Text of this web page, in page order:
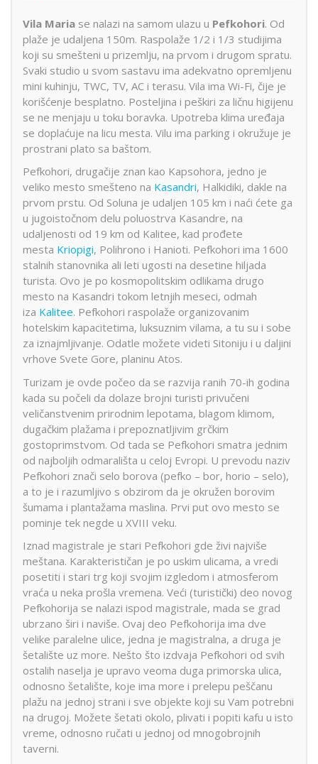
Vila Maria se nalazi na samom ulazu u Pefkohori. Od
plaže je udaljena 150m. Raspolaže 1/2 i 1/3 studijima
koji su smešteni u prizemlju, na prvom i drugom spratu.
Svaki studio u svom sastavu ima adekvatno opremljenu
mini kuhinju, TWC, TV, AC i terasu. Vila ima Wi-Fi, čije je
korišćenje besplatno. Posteljina i peškiri za ličnu higijenu
se ne menjaju u toku boravka. Upotreba klima uređaja
se doplaćuje na licu mesta. Vilu ima parking i okružuje je
prostrani plato sa baštom.
Pefkohori, drugačije znan kao Kapsohora, jedno je
veliko mesto smešteno na Kasandri, Halkidiki, dakle na
prvom prstu. Od Soluna je udaljen 105 km i naći ćete ga
u jugoistočnom delu poluostrva Kasandre, na
udaljenosti od 19 km od Kalitee, kad prođete
mesta Kriopigi, Polihrono i Hanioti. Pefkohori ima 1600
stalnih stanovnika ali leti ugosti na desetine hiljada
turista. Ovo je po kosmopolitskim odlikama drugo
mesto na Kasandri tokom letnjih meseci, odmah
iza Kalitee. Pefkohori raspolaže organizovanim
hotelskim kapacitetima, luksuznim vilama, a tu su i sobe
za iznajmljivanje. Odatle možete videti Sitoniju i u daljini
vrhove Svete Gore, planinu Atos.
Turizam je ovde počeo da se razvija ranih 70-ih godina
kada su počeli da dolaze brojni turisti privučeni
veličanstvenim prirodnim lepotama, blagom klimom,
dugačkim plažama i prepoznatljivim grčkim
gostoprimstvom. Od tada se Pefkohori smatra jednim
od najboljih odmarališta u celoj Evropi. U prevodu naziv
Pefkohori znači selo borova (pefko – bor, horio – selo),
a to je i razumljivo s obzirom da je okružen borovim
šumama i plantažama maslina. Prvi put ovo mesto se
pominje tek negde u XVIII veku.
Iznad magistrale je stari Pefkohori gde živi najviše
meštana. Karakterističan je po uskim ulicama, a vredi
posetiti i stari trg koji svojim izgledom i atmosferom
vraća u neka prošla vremena. Veći (turistički) deo novog
Pefkohorija se nalazi ispod magistrale, mada se grad
ubrzano širi i naviše. Ovaj deo Pefkohorija ima dve
velike paralelne ulice, jedna je magistralna, a druga je
šetalište uz more. Nešto što izdvaja Pefkohori od svih
ostalih naselja je upravo veoma duga primorska ulica,
odnosno šetalište, koje ima more i prelepu peščanu
plažu na jednoj strani i sve objekte koji su Vam potrebni
na drugoj. Možete šetati okolo, plivati i popiti kafu u isto
vreme, odnosno ručati u jednoj od mnogobrojnih
taverni.